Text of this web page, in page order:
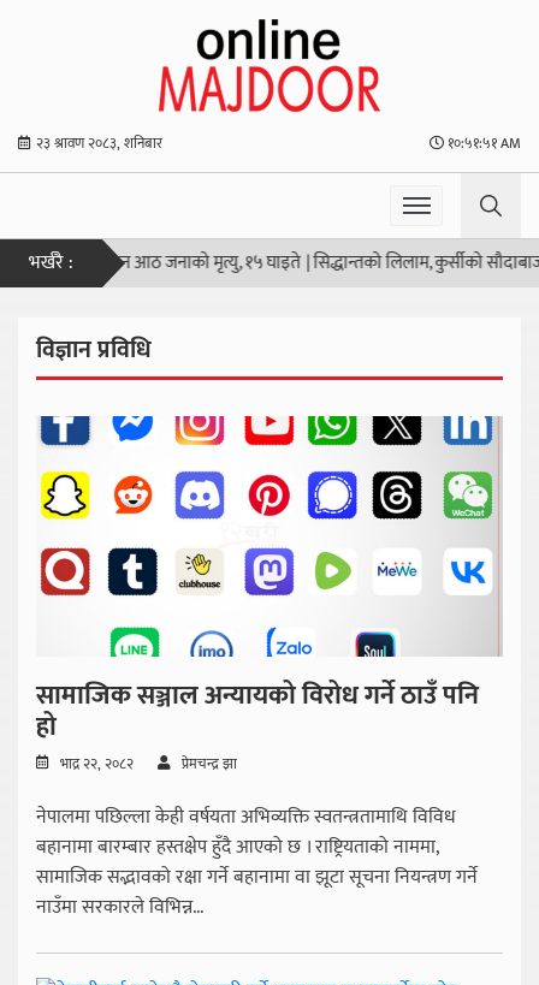
२३ श्रावण २०८३, शनिबार १०:५१:५२ AM
भर्खरै :
हानाहान आठ जनाको मृत्यु, १५ घाइते |सिद्धान्तको लिलाम, कुर्सीको सौदाबाजी |
विज्ञान प्रविधि
सामाजिक सञ्जाल अन्यायको विरोध गर्ने ठाउँ पनि
हो
भाद्र २२, २०८२ प्रेमचन्द्र झा
नेपालमा पछिल्ला केही वर्षयता अभिव्यक्ति स्वतन्त्रतामाथि विविध
बहानामा बारम्बार हस्तक्षेप हुँदै आएको छ । राष्ट्रियताको नाममा,
सामाजिक सद्भावको रक्षा गर्ने बहानामा वा झूटा सूचना नियन्त्रण गर्ने
नाउँमा सरकारले विभिन्न...